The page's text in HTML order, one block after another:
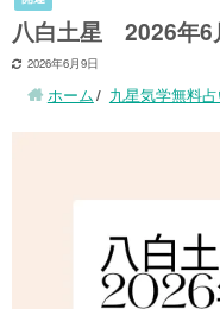
八白土星 2026年6
2026年6月9日
ホーム 九星気学無料